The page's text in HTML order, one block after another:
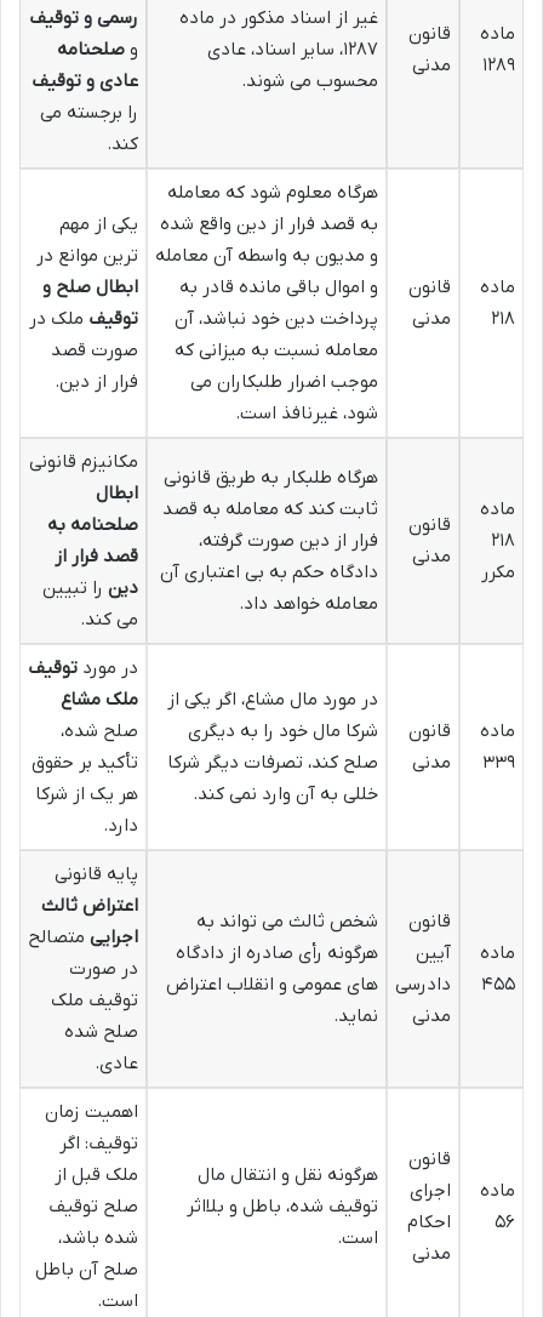
ماده
۱۲۸۹
قانون
مدنی
غیر از اسناد مذکور در ماده
۱۲۸۷، سایر اسناد، عادی
محسوب می شوند.
رسمی و توقیف
و صلحنامه
عادی و توقیف
را برجسته می
کند.
ماده
۲۱۸
قانون
مدنی
هرگاه معلوم شود که معامله
به قصد فرار از دین واقع شده
و مدیون به واسطه آن معامله
و اموال باقی مانده قادر به
پرداخت دین خود نباشد، آن
معامله نسبت به میزانی که
موجب اضرار طلبکاران می
شود، غیرنافذ است.
یکی از مهم
ترین موانع در
ابطال صلح و
توقیف ملک در
صورت قصد
فرار از دین.
ماده
۲۱۸
مکرر
قانون
مدنی
هرگاه طلبکار به طریق قانونی
ثابت کند که معامله به قصد
فرار از دین صورت گرفته،
دادگاه حکم به بی اعتباری آن
معامله خواهد داد.
مکانیزم قانونی
ابطال
صلحنامه به
قصد فرار از
دین را تبیین
می کند.
ماده
۳۳۹
قانون
مدنی
در مورد مال مشاع، اگر یکی از
شرکا مال خود را به دیگری
صلح کند، تصرفات دیگر شرکا
خللی به آن وارد نمی کند.
در مورد توقیف
ملک مشاع
صلح شده،
تأکید بر حقوق
هر یک از شرکا
دارد.
ماده
۴۵۵
قانون
آیین
دادرسی
مدنی
شخص ثالث می تواند به
هرگونه رأی صادره از دادگاه
های عمومی و انقلاب اعتراض
نماید.
پایه قانونی
اعتراض ثالث
اجرایی متصالح
در صورت
توقیف ملک
صلح شده
عادی.
ماده
۵۶
قانون
اجرای
احکام
مدنی
هرگونه نقل و انتقال مال
توقیف شده، باطل و بلااثر
است.
اهمیت زمان
توقیف: اگر
ملک قبل از
صلح توقیف
شده باشد،
صلح آن باطل
است.